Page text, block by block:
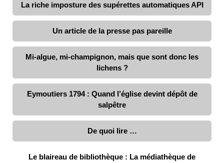
La riche imposture des supérettes automatiques API
Un article de la presse pas pareille
Mi-algue, mi-champignon, mais que sont donc les
lichens ?
Eymoutiers 1794 : Quand l’église devint dépôt de
salpêtre
De quoi lire …
Le blaireau de bibliothèque : La médiathèque de